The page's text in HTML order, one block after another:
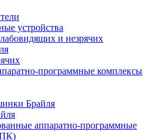
устройства
и незрячих
программные комплексы
Брайля
аппаратно-программные